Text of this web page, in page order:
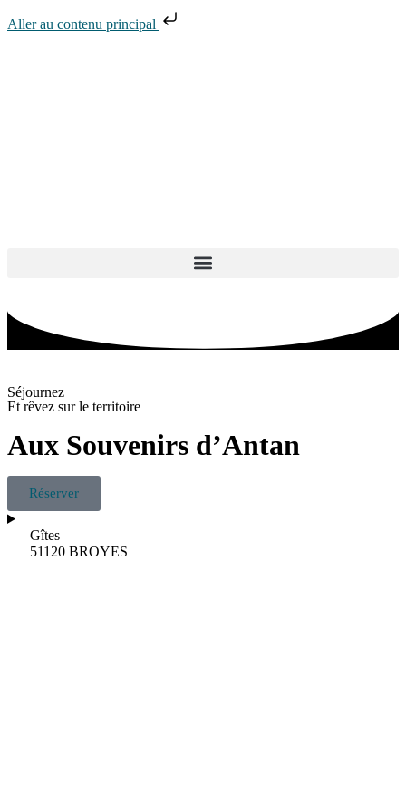
Aller au contenu principal
Séjournez
Et rêvez sur le territoire
Aux Souvenirs d’Antan
Réserver
Gîtes
51120 BROYES